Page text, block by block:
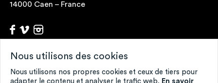
14000 Caen – France
Archives
Fonds de ressources
Contacts
Nous utilisons des cookies
Nous utilisons nos propres cookies et ceux de tiers pour
adapter le contenu et analyser le trafic web. En savoir